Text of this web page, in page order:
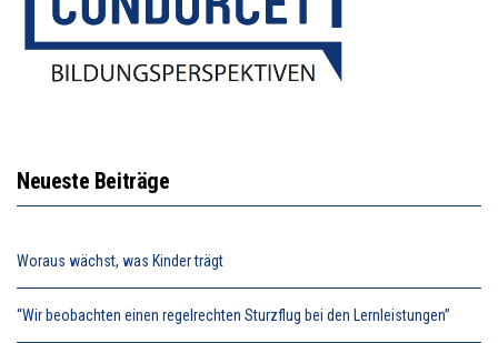
Neueste Beiträge
Woraus wächst, was Kinder trägt
“Wir beobachten einen regelrechten Sturzflug bei den Lernleistungen”